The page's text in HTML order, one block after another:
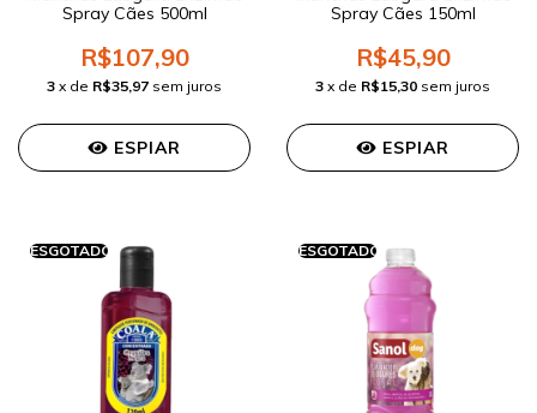
Spray Cães 500ml
R$107,90
3 x de R$35,97 sem juros
ESPIAR
Spray Cães 150ml
R$45,90
3 x de R$15,30 sem juros
ESPIAR
ESGOTADO ESGOTADO